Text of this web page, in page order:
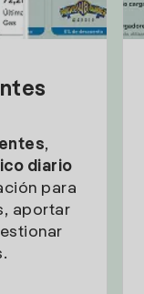
,
diario
para
aportar